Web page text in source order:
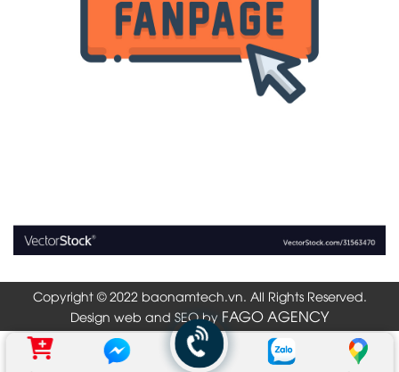
Copyright © 2022 baonamtech.vn. All Rights Reserved.
Design web and SEO by FAGO AGENCY